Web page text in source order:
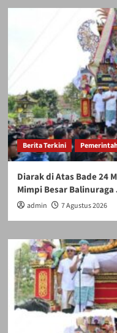
Berita Terkini
Diarak di Atas Bade 24
Mimpi Besar Balinuraga
admin 7 Agustus 2026